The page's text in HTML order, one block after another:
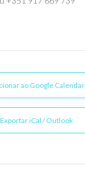
ao Google Calendar
iCal / Outlook